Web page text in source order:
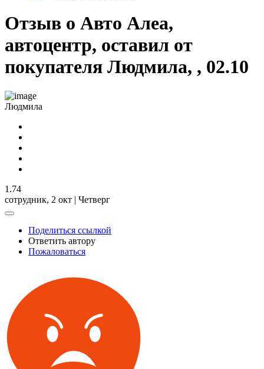
Отзыв о Авто Алеа,
автоцентр, оставил от
покупателя Людмила, , 02.10
Людмила
1.74
сотрудник, 2 окт | Четверг
Поделиться ссылкой
Ответить автору
Пожаловаться